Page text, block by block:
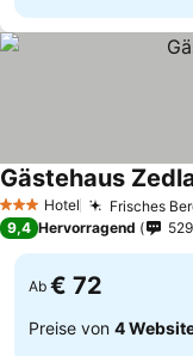
3 SterneHotel Frisches
Gästehaus
9,4 Hervorragend 529
Ab € 72
Preise von 4